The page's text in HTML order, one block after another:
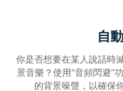
自
你是否想要在某人說話時
景音樂？使用“音頻閃避”
的背景噪聲，以確保